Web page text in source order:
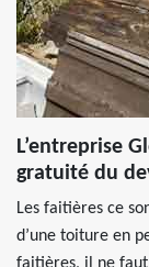
L’entreprise
gratuité du
Les faitières ce
d’une toiture en